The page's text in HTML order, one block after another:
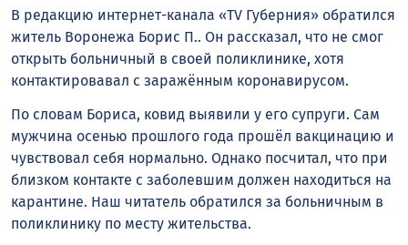
В редакцию интернет-канала «TV Губерния» обратился
житель Воронежа Борис П.. Он рассказал, что не смог
открыть больничный в своей поликлинике, хотя
контактировавал с заражённым коронавирусом.
По словам Бориса, ковид выявили у его супруги. Сам
мужчина осенью прошлого года прошёл вакцинацию и
чувствовал себя нормально. Однако посчитал, что при
близком контакте с заболевшим должен находиться на
карантине. Наш читатель обратился за больничным в
поликлинику по месту жительства.